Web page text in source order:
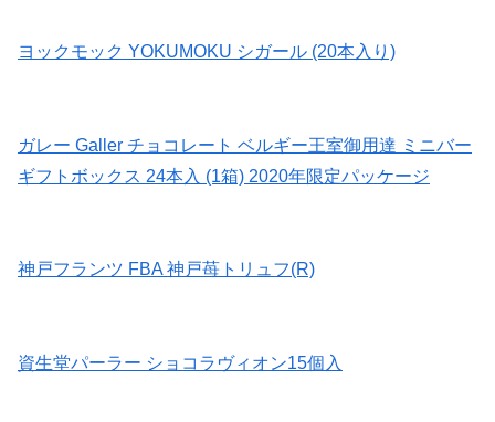
ヨックモック YOKUMOKU シガール (20本入り)
ガレー Galler チョコレート ベルギー王室御用達 ミニバー
ギフトボックス 24本入 (1箱) 2020年限定パッケージ
神戸フランツ FBA 神戸苺トリュフ(R)
資生堂パーラー ショコラヴィオン15個入